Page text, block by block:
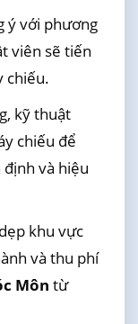
ý với phương
viên sẽ tiến
chiếu.
kỹ thuật
chiếu để
và hiệu
khu vực
và thu phí
Môn từ